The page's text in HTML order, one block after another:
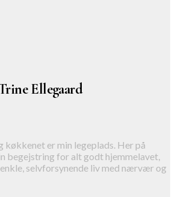
Ellegaard
køkkenet er min legeplads. Her på
begejstring for alt godt hjemmelavet,
selvforsynende liv med nærvær og